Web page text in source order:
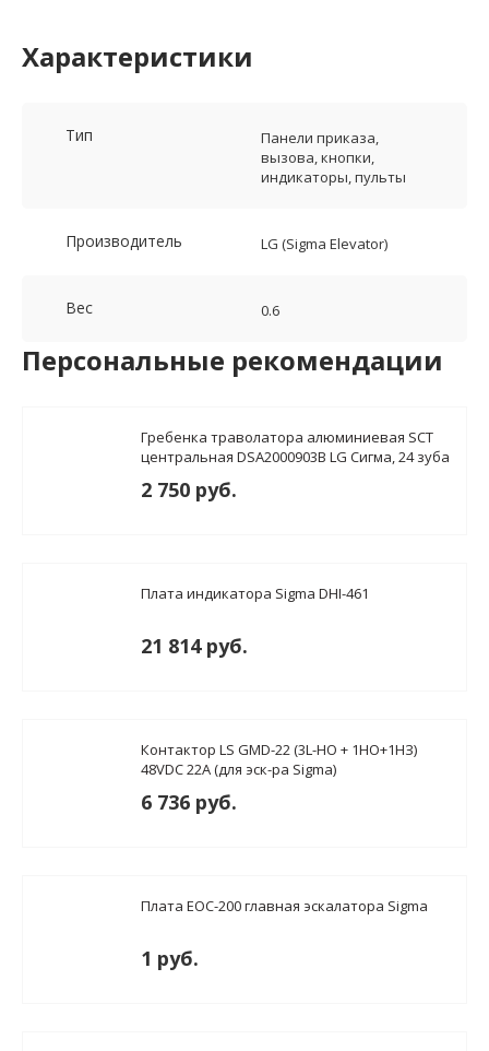
Характеристики
Тип
Панели приказа,
вызова, кнопки,
индикаторы, пульты
Производитель LG (Sigma Elevator)
Вес 0.6
Персональные рекомендации
Гребенка траволатора алюминиевая SCT
центральная DSA2000903B LG Сигма, 24 зуба
2 750 руб.
Плата индикатора Sigma DHI-461
21 814 руб.
Контактор LS GMD-22 (3L-НО + 1НО+1НЗ)
48VDC 22A (для эск-ра Sigma)
6 736 руб.
Плата EOC-200 главная эскалатора Sigma
1 руб.